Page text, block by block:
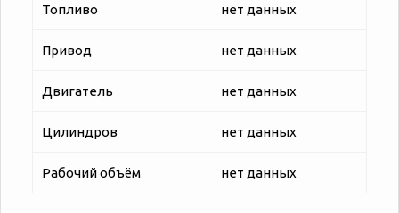
Топливо нет данных
Привод нет данных
Двигатель нет данных
Цилиндров нет данных
Рабочий объём нет данных